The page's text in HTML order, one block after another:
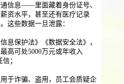
规划
信息——里面藏着身份证号、
资水平，甚至还有医疗记录
这些数据一旦泄露：
息保护法》《数据安全法》，
高可处5000万元或年收入
；
于诈骗、盗用，员工会质疑企